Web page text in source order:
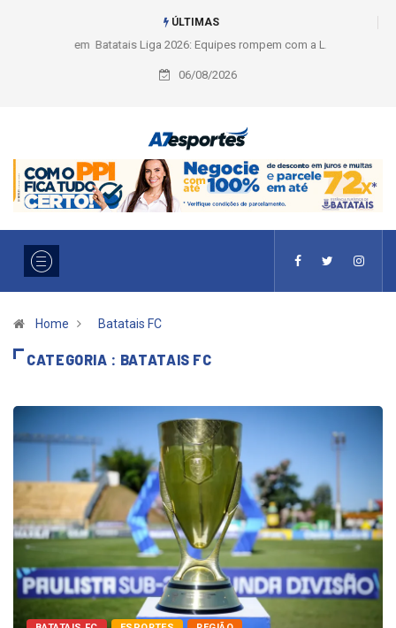
ÚLTIMAS
Liga 2026: Equipes rompem com a LABE na Série Ouro e entidade define
a 2° fase, times e formato
06/08/2026
Home Batatais FC
CATEGORIA : BATATAIS FC